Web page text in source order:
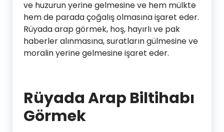
ve huzurun yerine gelmesine ve hem mülkte
hem de parada çoğalış olmasına işaret eder.
Rüyada arap görmek, hoş, hayırlı ve pak
haberler alınmasına, suratların gülmesine ve
moralin yerine gelmesine işaret eder.
Rüyada Arap Biltihabı
Görmek